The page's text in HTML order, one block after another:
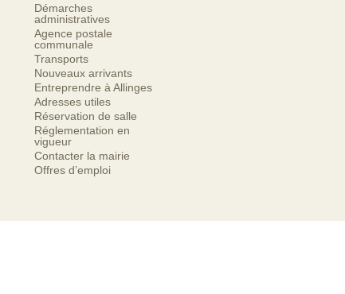
Démarches
administratives
Agence postale
communale
Transports
Nouveaux arrivants
Entreprendre à Allinges
Adresses utiles
Réservation de salle
Réglementation en
vigueur
Contacter la mairie
Offres d’emploi